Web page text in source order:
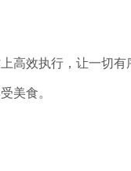
效执行，让一切
美食。